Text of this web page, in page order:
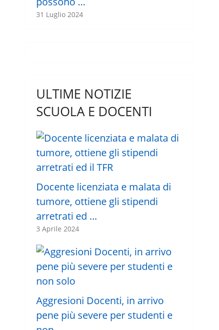
31 Luglio 2024
ULTIME NOTIZIE
SCUOLA E DOCENTI
Docente licenziata e malata di
tumore, ottiene gli stipendi
arretrati ed …
3 Aprile 2024
Aggresioni Docenti, in arrivo
pene più severe per studenti e